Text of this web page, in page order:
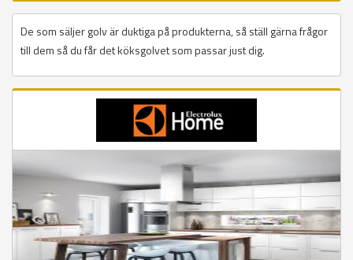
De som säljer golv är duktiga på produkterna, så ställ gärna frågor
till dem så du får det köksgolvet som passar just dig.